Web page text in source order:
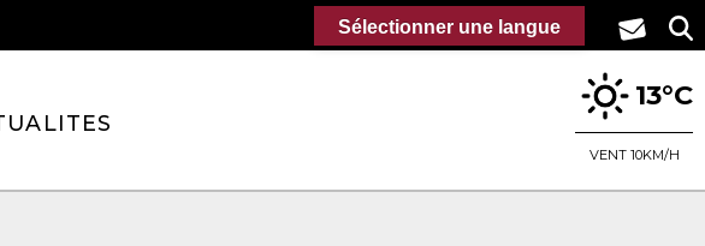
13°C
VENT 10KM/H
Sélectionner une langue